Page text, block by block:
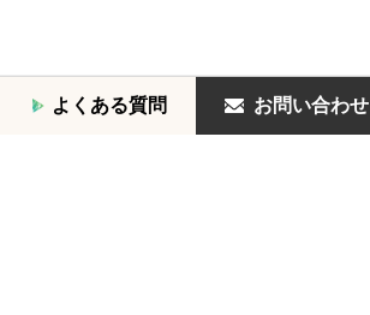
よくある質問 お問い合わせ